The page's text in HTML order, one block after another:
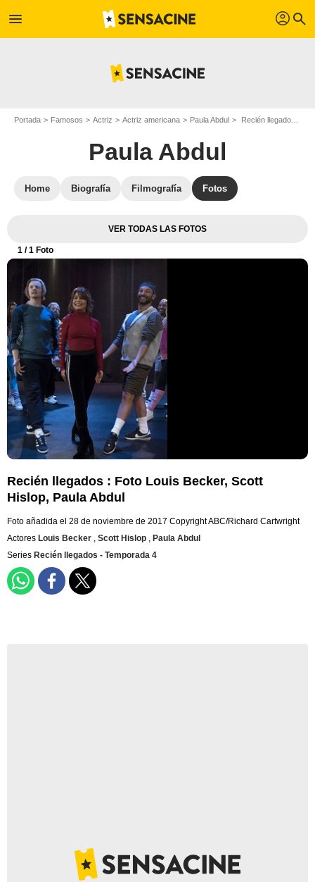
menu profil search
Portada Famosos Actriz Actriz americana Paula Abdul Recién llegados : Foto Louis Becker, Scott Hislop, Paula Abdul
Paula Abdul
Home Biografía Filmografía Fotos
VER TODAS LAS FOTOS
1 / 1 Foto
Recién llegados : Foto Louis Becker, Scott
Hislop, Paula Abdul
Foto añadida el 28 de noviembre de 2017 Copyright ABC/Richard Cartwright
Actores Louis Becker , Scott Hislop , Paula Abdul
Series Recién llegados - Temporada 4